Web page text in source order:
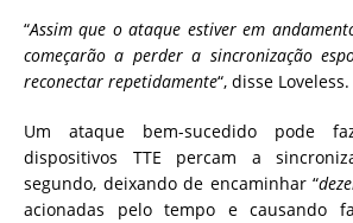
“Assim que o ataque estiver em
começarão a perder a sincronização
reconectar repetidamente“, disse Loveless.
Um ataque bem-sucedido pode
dispositivos TTE percam a
segundo, deixando de encaminhar “
acionadas pelo tempo e causando